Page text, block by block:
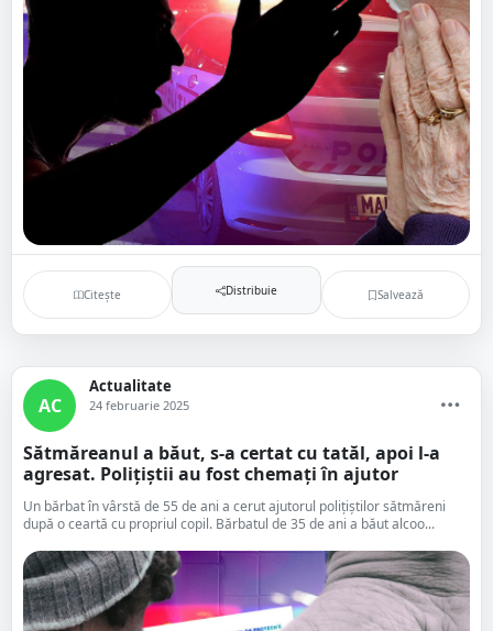
Citește Distribuie Salvează
AC
Actualitate
24 februarie 2025
Sătmăreanul a băut, s-a certat cu tatăl, apoi l-a
agresat. Polițiștii au fost chemați în ajutor
Un bărbat în vârstă de 55 de ani a cerut ajutorul polițiștilor sătmăreni
după o ceartă cu propriul copil. Bărbatul de 35 de ani a băut alcoo...